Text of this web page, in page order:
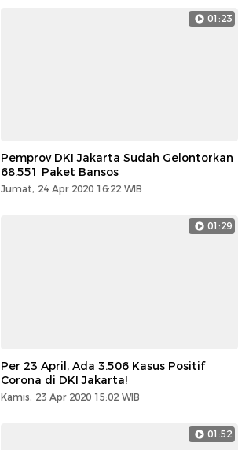
01:23
Pemprov DKI Jakarta Sudah Gelontorkan
68.551 Paket Bansos
Jumat, 24 Apr 2020 16:22 WIB
01:29
Per 23 April, Ada 3.506 Kasus Positif
Corona di DKI Jakarta!
Kamis, 23 Apr 2020 15:02 WIB
01:52